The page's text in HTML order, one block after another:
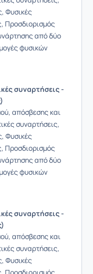
Φυσικές
Προσδιορισμός
από δύο
φυσικών
συναρτήσεις -
απόσβεσης και
συναρτήσεις,
Φυσικές
Προσδιορισμός
από δύο
φυσικών
συναρτήσεις -
απόσβεσης και
συναρτήσεις,
Φυσικές